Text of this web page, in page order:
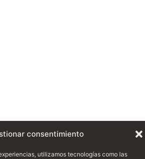
consentimiento
utilizamos tecnologías como las